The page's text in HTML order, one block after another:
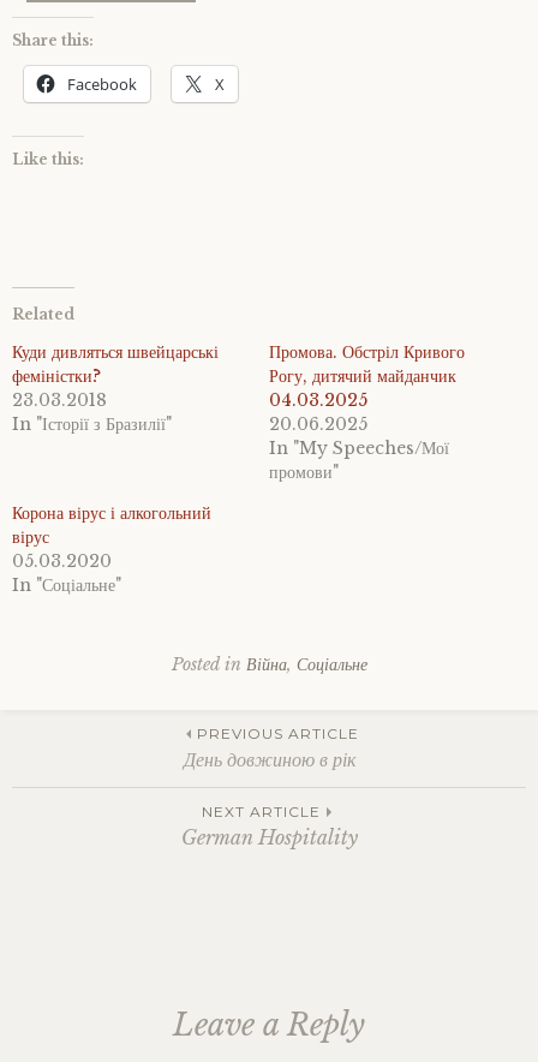
Share this:
Facebook X
Like this:
Related
Куди дивляться швейцарські
феміністки?
23.03.2018
In "Історії з Бразилії"
Промова. Обстріл Кривого
Рогу, дитячий майданчик
04.03.2025
20.06.2025
In "My Speeches/Мої
промови"
Корона вірус і алкогольний
вірус
05.03.2020
In "Соціальне"
Posted in Війна, Соціальне
navigation
PREVIOUS ARTICLE
День довжиною в рік
NEXT ARTICLE
German Hospitality
Leave a Reply